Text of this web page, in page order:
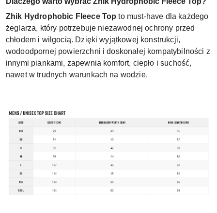
Zhik Hydrophobic Fleece Top to must-have dla każdego
żeglarza, który potrzebuje niezawodnej ochrony przed
chłodem i wilgocią. Dzięki wyjątkowej konstrukcji,
wodoodpornej powierzchni i doskonałej kompatybilności z
innymi piankami, zapewnia komfort, ciepło i suchość,
nawet w trudnych warunkach na wodzie.